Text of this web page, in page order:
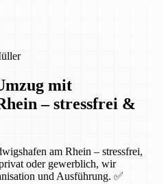
mit
– stressfrei &
am Rhein – stressfrei,
oder gewerblich, wir
und Ausführung. ✅